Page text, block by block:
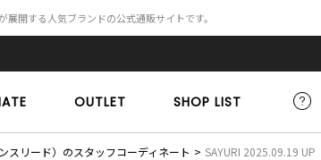
展開する人気ブランドの公式通販サイトです。
OUTLET SHOP LIST
スリード）のスタッフコーディネート SAYURI 2025.09.19 UP